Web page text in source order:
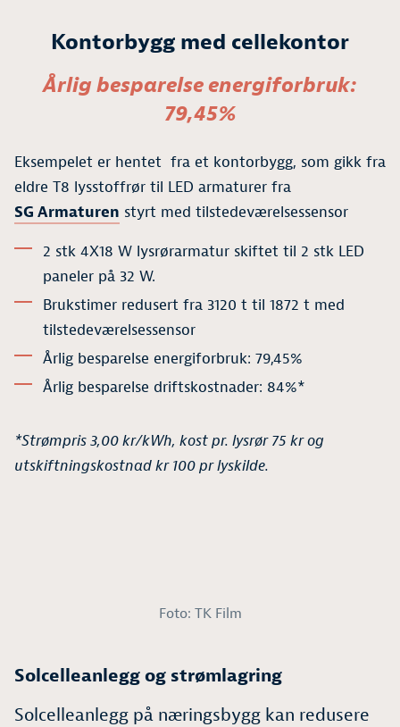
Kontorbygg med cellekontor
Årlig besparelse energiforbruk:
79,45%
Eksempelet er hentet fra et kontorbygg, som gikk fra
eldre T8 lysstoffrør til LED armaturer fra
SG Armaturen styrt med tilstedeværelsessensor
2 stk 4X18 W lysrørarmatur skiftet til 2 stk LED
paneler på 32 W.
Brukstimer redusert fra 3120 t til 1872 t med
tilstedeværelsessensor
Årlig besparelse energiforbruk: 79,45%
Årlig besparelse driftskostnader: 84%*
*Strømpris 3,00 kr/kWh, kost pr. lysrør 75 kr og
utskiftningskostnadkr 100 pr lyskilde.
Foto: TK Film
Solcelleanlegg og strømlagring
Solcelleanlegg på næringsbygg kan redusere